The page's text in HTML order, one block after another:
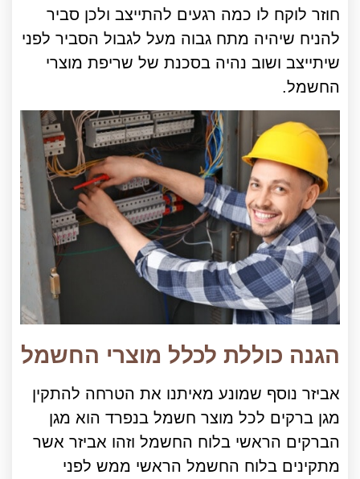
חוזר לוקח לו כמה רגעים להתייצב ולכן סביר
להניח שיהיה מתח גבוה מעל לגבול הסביר לפני
שיתייצב ושוב נהיה בסכנת של שריפת מוצרי
החשמל.
הגנה כוללת לכלל מוצרי החשמל
אביזר נוסף שמונע מאיתנו את הטרחה להתקין
מגן ברקים לכל מוצר חשמל בנפרד הוא מגן
הברקים הראשי בלוח החשמל וזהו אביזר אשר
מתקינים בלוח החשמל הראשי ממש לפני